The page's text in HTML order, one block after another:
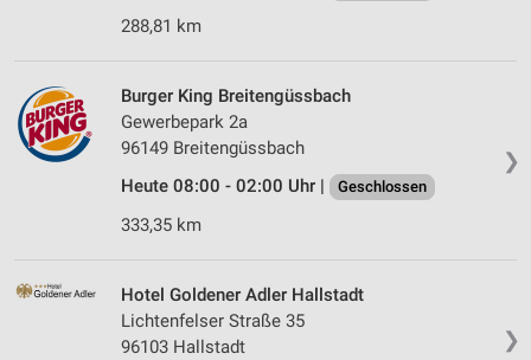
288,81 km
❯
Burger King Breitengüssbach
Gewerbepark 2a
96149 Breitengüssbach
Heute 08:00 - 02:00 Uhr |
Geschlossen
333,35 km
❯
Hotel Goldener Adler Hallstadt
Lichtenfelser Straße 35
96103 Hallstadt